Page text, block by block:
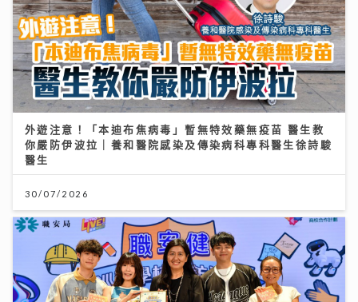
外遊注意！「本迪布焦病毒」暫無特效藥無疫苗 醫生教
你嚴防伊波拉｜養和醫院感染及傳染病科專科醫生徐詩駿
醫生
30/07/2026